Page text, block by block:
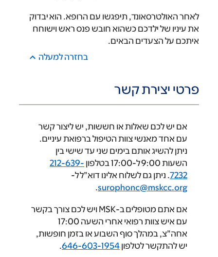
לאחר האולטרסאונד, תיפגשו עם הרופא. הוא יבדוק
את עיניו של ילדכם כשהוא חובש פנס ראש וישוחח
איתכם על הצעדים הבאים.
בחזרה למעלה
פרטי יצירת קשר
אם יש לכם שאלות או חששות, יש ליצור קשר
עם אחד מאנשי צוות הטיפול ברפואת עיניים.
ניתן להשיג אותם בימים שני עד שישי בין
השעות 9:00 ל-17:00 בטלפון
212-639-
7232. ניתן גם לשלוח אלינו דוא”ל ל-
surophonc@mskcc.org
.
אם אתם מטופלים ב-MSK ויש לכם צורך בקשר
עם איש צוות רפואי אחרי השעה 17:00
אחה”צ, במהלך סוף השבוע או בזמן חופשות,
יש להתקשר לטלפון646-603-1954
.